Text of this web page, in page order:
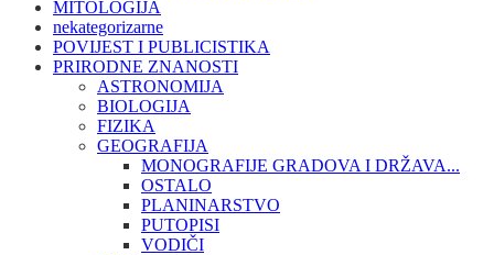
MITOLOGIJA
nekategorizarne
POVIJEST I PUBLICISTIKA
PRIRODNE ZNANOSTI
ASTRONOMIJA
BIOLOGIJA
FIZIKA
GEOGRAFIJA
MONOGRAFIJE GRADOVA I DRŽAVA...
OSTALO
PLANINARSTVO
PUTOPISI
VODIČI